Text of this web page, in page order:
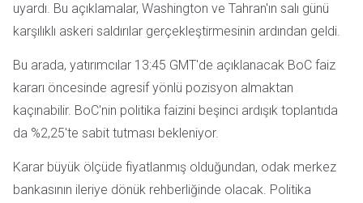
uyardı. Bu açıklamalar, Washington ve Tahran'ın salı günü
karşılıklı askeri saldırılar gerçekleştirmesinin ardından geldi.
Bu arada, yatırımcılar 13:45 GMT'de açıklanacak BoC faiz
kararı öncesinde agresif yönlü pozisyon almaktan
kaçınabilir. BoC'nin politika faizini beşinci ardışık toplantıda
da %2,25'te sabit tutması bekleniyor.
Karar büyük ölçüde fiyatlanmış olduğundan, odak merkez
bankasının ileriye dönük rehberliğinde olacak. Politika